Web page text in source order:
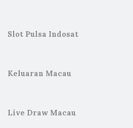
Slot Pulsa Indosat
Keluaran Macau
Live Draw Macau